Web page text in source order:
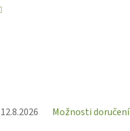
12.8.2026 Možnosti doručení